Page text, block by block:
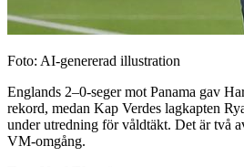
Foto: AI-genererad illustration
Englands 2–0-seger mot Panama gav
rekord, medan Kap Verdes lagkapten
under utredning för våldtäkt. Det är två
VM-omgång.